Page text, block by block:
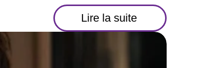
Lire la suite